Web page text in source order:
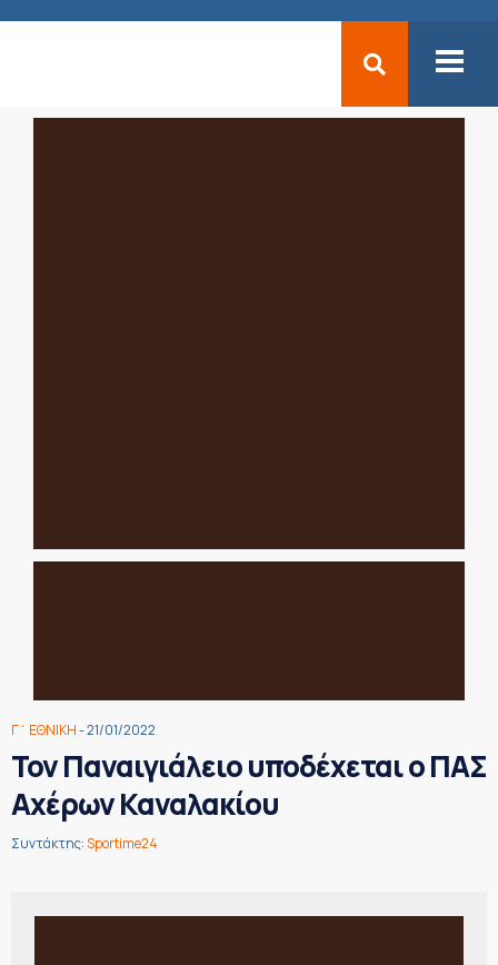
Γ΄ ΕΘΝΙΚΗ- 21/01/2022
Τον Παναιγιάλειο υποδέχεται ο ΠΑΣ
Αχέρων Καναλακίου
Συντάκτης:Sportime24